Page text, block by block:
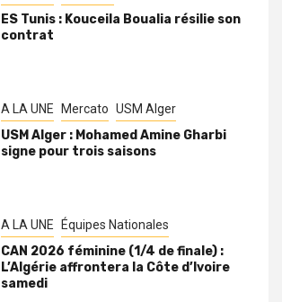
ES Tunis : Kouceila Boualia résilie son
contrat
A LA UNE Mercato USM Alger
USM Alger : Mohamed Amine Gharbi
signe pour trois saisons
A LA UNE Équipes Nationales
CAN 2026 féminine (1/4 de finale) :
L’Algérie affrontera la Côte d’Ivoire
samedi